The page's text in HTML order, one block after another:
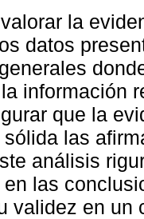
la
datos
información
que la
las
análisis
las
validez en un